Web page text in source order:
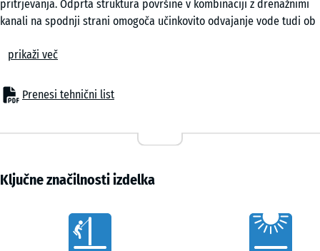
pritrjevanja. Odprta struktura površine v kombinaciji z drenažnimi
kanali na spodnji strani omogoča učinkovito odvajanje vode tudi ob
Stabilna povezava plošč
enakomerno porazdelitev obremenitev po celotni površini. Površina
ostane kompaktna tudi pri intenzivnem gibanju psov, brez potrebe
ravnih linijah, kar omogoča prilagoditev razporeditvi pesjaka. Tak
pes dvignil ali premaknil.
Preprosto polaganje na različne podlage
kot so beton, asfalt ali tlakovci. Možna je tudi izvedba na nasutju
drobirja, kjer se voda naravno odvaja v podlago. Za stabilno in
prikaži več
Prenesi tehnični list
0,25
m²
x
0,25
- 3,60 €
Ključne značilnosti izdelka